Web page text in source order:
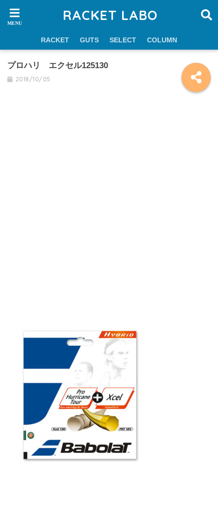
RACKET LABO
RACKET GUTS SELECT COLUMN
プロハリ エクセル125130
2018/10/05